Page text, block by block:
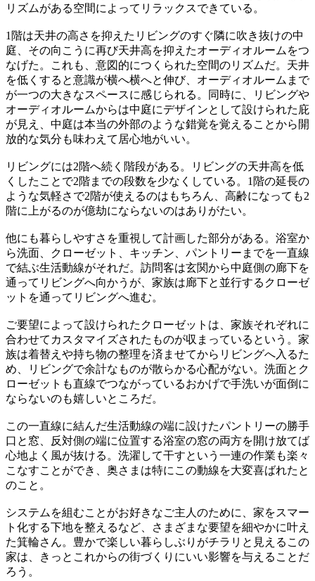
リズムがある空間によってリラックスできている。
1階は天井の高さを抑えたリビングのすぐ隣に吹き抜けの中
庭、その向こうに再び天井高を抑えたオーディオルームをつ
なげた。これも、意図的につくられた空間のリズムだ。天井
を低くすると意識が横へ横へと伸び、オーディオルームまで
が一つの大きなスペースに感じられる。同時に、リビングや
オーディオルームからは中庭にデザインとして設けられた庇
が見え、中庭は本当の外部のような錯覚を覚えることから開
放的な気分も味わえて居心地がいい。
リビングには2階へ続く階段がある。リビングの天井高を低
くしたことで2階までの段数を少なくしている。1階の延長の
ような気軽さで2階が使えるのはもちろん、高齢になっても2
階に上がるのが億劫にならないのはありがたい。
他にも暮らしやすさを重視して計画した部分がある。浴室か
ら洗面、クローゼット、キッチン、パントリーまでを一直線
で結ぶ生活動線がそれだ。訪問客は玄関から中庭側の廊下を
通ってリビングへ向かうが、家族は廊下と並行するクローゼ
ットを通ってリビングへ進む。
ご要望によって設けられたクローゼットは、家族それぞれに
合わせてカスタマイズされたものが収まっているという。家
族は着替えや持ち物の整理を済ませてからリビングへ入るた
め、リビングで余計なものが散らかる心配がない。洗面とク
ローゼットも直線でつながっているおかげで手洗いが面倒に
ならないのも嬉しいところだ。
この一直線に結んだ生活動線の端に設けたパントリーの勝手
口と窓、反対側の端に位置する浴室の窓の両方を開け放てば
心地よく風が抜ける。洗濯して干すという一連の作業も楽々
こなすことができ、奥さまは特にこの動線を大変喜ばれたと
のこと。
システムを組むことがお好きなご主人のために、家をスマー
ト化する下地を整えるなど、さまざまな要望を細やかに叶え
た箕輪さん。豊かで楽しい暮らしぶりがチラリと見えるこの
家は、きっとこれからの街づくりにいい影響を与えることだ
ろう。